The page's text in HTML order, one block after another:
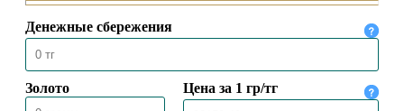
ЗНАЧИМОСТЬ «МАУЛИДА» ДЛЯ
МУСУЛЬМАНСКОГО ОБЩЕСТВА